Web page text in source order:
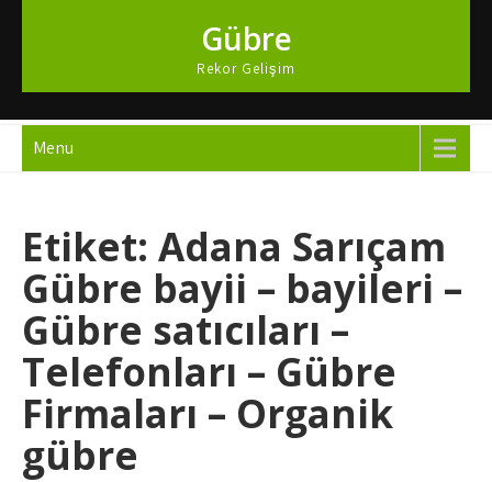
Gübre
Rekor Gelişim
Menu
Etiket: Adana Sarıçam
Gübre bayii – bayileri –
Gübre satıcıları –
Telefonları – Gübre
Firmaları – Organik
gübre